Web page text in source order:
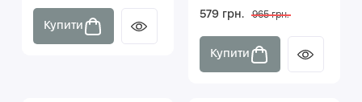
Купити
579 грн. 965 грн.
Купити